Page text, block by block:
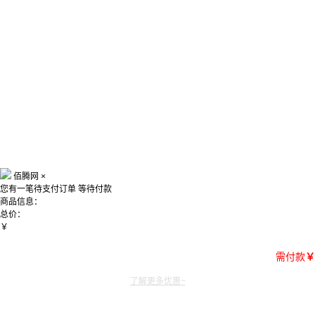
佰腾网 ×
您有一笔待支付订单 等待付款
商品信息：
总价：
￥
需付款￥
了解更多优惠~